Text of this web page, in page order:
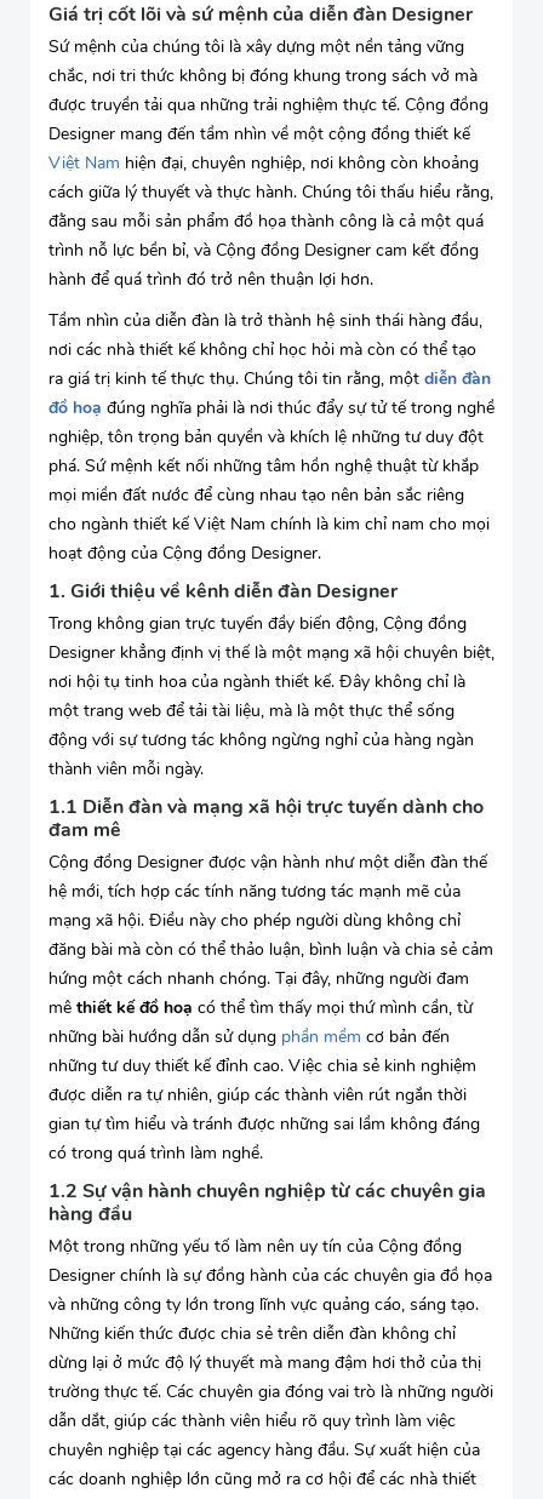
Giá trị cốt lõi và sứ mệnh của diễn đàn Designer
Sứ mệnh của chúng tôi là xây dựng một nền tảng vững
chắc, nơi tri thức không bị đóng khung trong sách vở mà
được truyền tải qua những trải nghiệm thực tế. Cộng đồng
Designer mang đến tầm nhìn về một cộng đồng thiết kế
Việt Nam hiện đại, chuyên nghiệp, nơi không còn khoảng
cách giữa lý thuyết và thực hành. Chúng tôi thấu hiểu rằng,
đằng sau mỗi sản phẩm đồ họa thành công là cả một quá
trình nỗ lực bền bỉ, và Cộng đồng Designer cam kết đồng
hành để quá trình đó trở nên thuận lợi hơn.
Tầm nhìn của diễn đàn là trở thành hệ sinh thái hàng đầu,
nơi các nhà thiết kế không chỉ học hỏi mà còn có thể tạo
ra giá trị kinh tế thực thụ. Chúng tôi tin rằng, một diễn đàn
đồ hoạ đúng nghĩa phải là nơi thúc đẩy sự tử tế trong nghề
nghiệp, tôn trọng bản quyền và khích lệ những tư duy đột
phá. Sứ mệnh kết nối những tâm hồn nghệ thuật từ khắp
mọi miền đất nước để cùng nhau tạo nên bản sắc riêng
cho ngành thiết kế Việt Nam chính là kim chỉ nam cho mọi
hoạt động của Cộng đồng Designer.
1. Giới thiệu về kênh diễn đàn Designer
Trong không gian trực tuyến đầy biến động, Cộng đồng
Designer khẳng định vị thế là một mạng xã hội chuyên biệt,
nơi hội tụ tinh hoa của ngành thiết kế. Đây không chỉ là
một trang web để tải tài liệu, mà là một thực thể sống
động với sự tương tác không ngừng nghỉ của hàng ngàn
thành viên mỗi ngày.
1.1 Diễn đàn và mạng xã hội trực tuyến dành cho
đam mê
Cộng đồng Designer được vận hành như một diễn đàn thế
hệ mới, tích hợp các tính năng tương tác mạnh mẽ của
mạng xã hội. Điều này cho phép người dùng không chỉ
đăng bài mà còn có thể thảo luận, bình luận và chia sẻ cảm
hứng một cách nhanh chóng. Tại đây, những người đam
mê thiết kế đồ hoạ có thể tìm thấy mọi thứ mình cần, từ
những bài hướng dẫn sử dụng phần mềm cơ bản đến
những tư duy thiết kế đỉnh cao. Việc chia sẻ kinh nghiệm
được diễn ra tự nhiên, giúp các thành viên rút ngắn thời
gian tự tìm hiểu và tránh được những sai lầm không đáng
có trong quá trình làm nghề.
1.2 Sự vận hành chuyên nghiệp từ các chuyên gia
hàng đầu
Một trong những yếu tố làm nên uy tín của Cộng đồng
Designer chính là sự đồng hành của các chuyên gia đồ họa
và những công ty lớn trong lĩnh vực quảng cáo, sáng tạo.
Những kiến thức được chia sẻ trên diễn đàn không chỉ
dừng lại ở mức độ lý thuyết mà mang đậm hơi thở của thị
trường thực tế. Các chuyên gia đóng vai trò là những người
dẫn dắt, giúp các thành viên hiểu rõ quy trình làm việc
chuyên nghiệp tại các agency hàng đầu. Sự xuất hiện của
các doanh nghiệp lớn cũng mở ra cơ hội để các nhà thiết